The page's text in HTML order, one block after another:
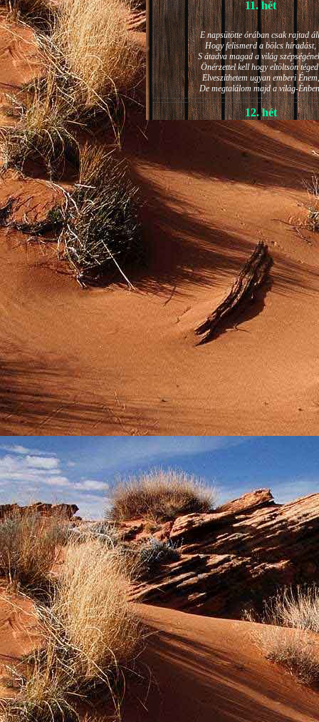
11. hét
E napsütötte órában csak rajtad
Hogy felismerd a bölcs híradást,
S átadva magad a világ
Önérzettel kell hogy eltöltsön
Elveszíthetem ugyan emberi Énem,
De megtalálom majd a világ-
12. hét
JÁNOS-NAPI HANGULAT
A világ szépséges ragyogása -
Lelkem mélyéről - arra kényszerít,
Késztessem kozmikus
Életem isteni képességeit:
Hogy saját lényemet elhagyjam,
S bizakodva keressem önmagam
A kozmikus hő- és fényáradatban.
13. hét
És szárnyalván érzéki
Lelkem mélységeiben is fellobban,
S az isteni igazság szava szól
A szellem tüzének világából:
Szellemi alapjaidhoz eljutva ismerd
Hogy rokonságban állsz a
14. hét
Átadva magam az érzékek
Elveszítettem azt, ami saját lényem
S már úgy tűnt, hogy a gondolkodás
Kábulttá vált Énemet is magával
De ébresztőleg hatva rám az érzéki
A kozmikus gondolkodás is egyre
Mint akit elvarázsoltak, megérzem
A szellem működését a kozmikus
Mely az érzéketlenségbe
Burkolta saját lényem,
Hogy olyan erőt adjon nekem,
Mely önmagától adódni képtelen:
Saját behatárolt Énem.
16. hét
Hogy bensőmben maradjon rejtve a szellem
Megérzésem tőlem most szigorral ezt
Hogy isteni adottságaim beérvén
Teremjenek lelkem mélyén
Gyümölcsöt saját Énem számára.
17. hét
Így szól a kozmikus Ige,
Melyet érzékeim kapuin